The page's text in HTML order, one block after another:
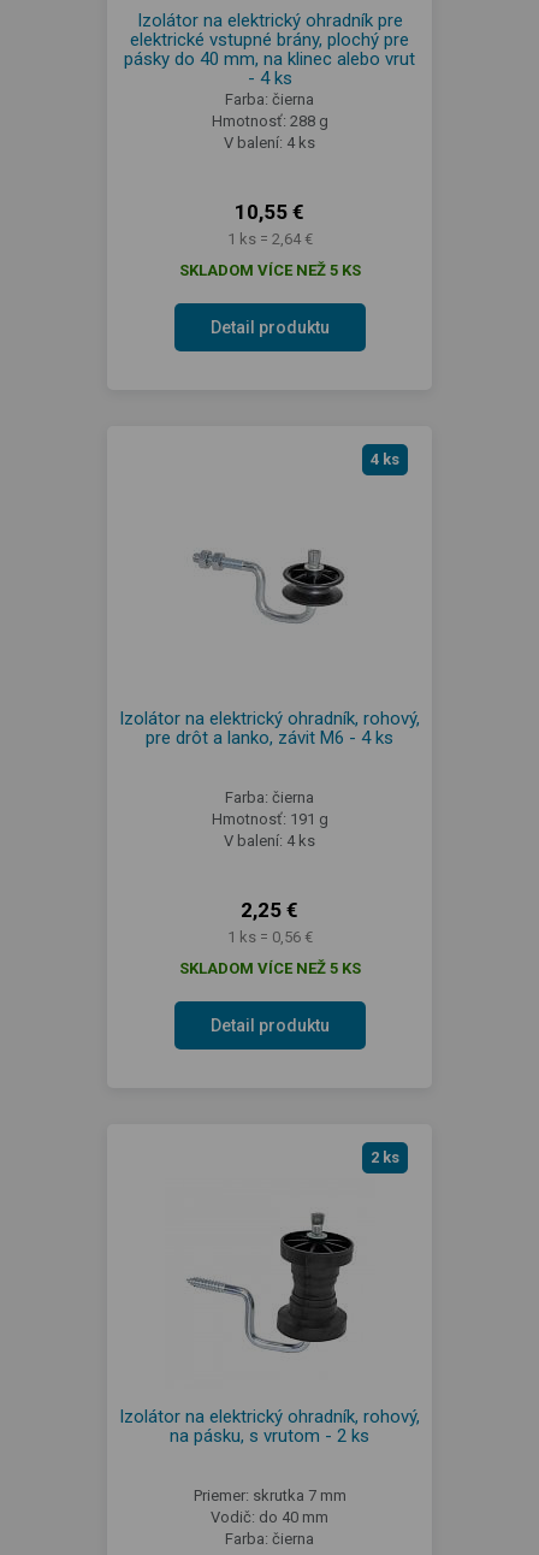
Izolátor na elektrický ohradník pre
elektrické vstupné brány, plochý pre
pásky do 40 mm, na klinec alebo vrut
- 4 ks
Farba: čierna
Hmotnosť: 288 g
V balení: 4 ks
10,55 €
1 ks = 2,64 €
SKLADOM VÍCE NEŽ 5 KS
Detail produktu
4 ks
Izolátor na elektrický ohradník, rohový,
pre drôt a lanko, závit M6 - 4 ks
Farba: čierna
Hmotnosť: 191 g
V balení: 4 ks
2,25 €
1 ks = 0,56 €
SKLADOM VÍCE NEŽ 5 KS
Detail produktu
2 ks
Izolátor na elektrický ohradník, rohový,
na pásku, s vrutom - 2 ks
Priemer: skrutka 7 mm
Vodič: do 40 mm
Farba: čierna